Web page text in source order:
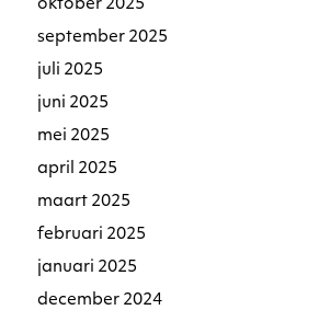
oktober 2025
september 2025
juli 2025
juni 2025
mei 2025
april 2025
maart 2025
februari 2025
januari 2025
december 2024